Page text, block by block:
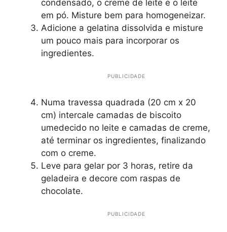
condensado, o creme de leite e o leite
em pó. Misture bem para homogeneizar.
Adicione a gelatina dissolvida e misture
um pouco mais para incorporar os
ingredientes.
PUBLICIDADE
Numa travessa quadrada (20 cm x 20
cm) intercale camadas de biscoito
umedecido no leite e camadas de creme,
até terminar os ingredientes, finalizando
com o creme.
Leve para gelar por 3 horas, retire da
geladeira e decore com raspas de
chocolate.
PUBLICIDADE